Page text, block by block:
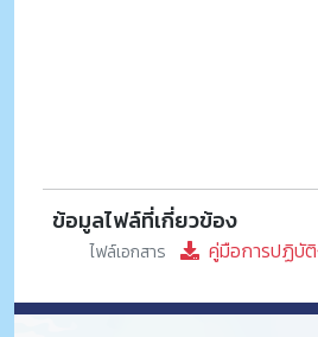
ข้อมูลไฟล์ที่เกี่ยวข้อง
ไฟล์เอกสาร
คู่มือการปฏิบั